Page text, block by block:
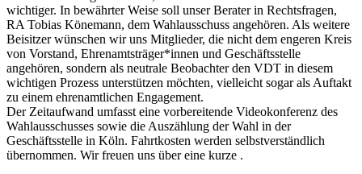
wichtiger. In bewährter Weise soll unser Berater in Rechtsfragen,
RA Tobias Könemann, dem Wahlausschuss angehören. Als weitere
Beisitzer wünschen wir uns Mitglieder, die nicht dem engeren Kreis
von Vorstand, Ehrenamtsträger*innen und Geschäftsstelle
angehören, sondern als neutrale Beobachter den VDT in diesem
wichtigen Prozess unterstützen möchten, vielleicht sogar als Auftakt
zu einem ehrenamtlichen Engagement.
Der Zeitaufwand umfasst eine vorbereitende Videokonferenz des
Wahlausschusses sowie die Auszählung der Wahl in der
Geschäftsstelle in Köln. Fahrtkosten werden selbstverständlich
übernommen. Wir freuen uns über eine kurze .